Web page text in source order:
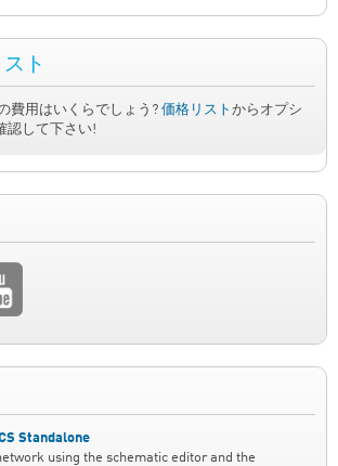
ト
費用はいくらでしょう? 価格リスト からオプシ
認して下さい!
Standalone
using the schematic editor and the